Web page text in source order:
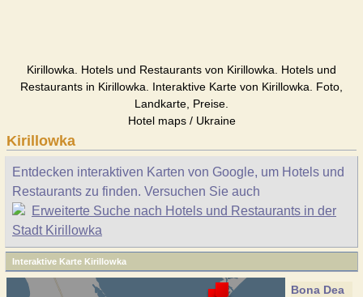
Kirillowka. Hotels und Restaurants von Kirillowka. Hotels und
Restaurants in Kirillowka. Interaktive Karte von Kirillowka. Foto,
Landkarte, Preise.
Hotel maps / Ukraine
Kirillowka
Entdecken interaktiven Karten von Google, um Hotels und
Restaurants zu finden. Versuchen Sie auch
Erweiterte Suche nach Hotels und Restaurants in der
Stadt Kirillowka
Interaktive Karte Kirillowka
Bona Dea